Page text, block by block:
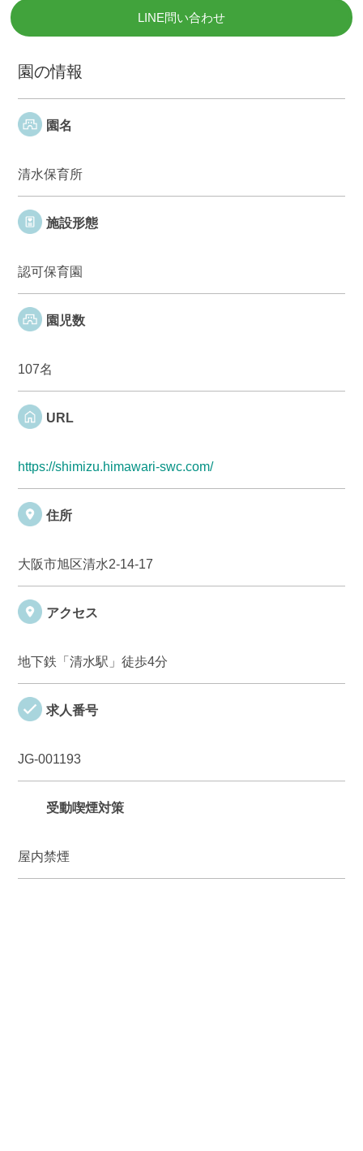
LINE問い合わせ
園の情報
園名
清水保育所
施設形態
認可保育園
園児数
107名
URL
https://shimizu.himawari-swc.com/
住所
大阪市旭区清水2-14-17
アクセス
地下鉄「清水駅」徒歩4分
求人番号
JG-001193
受動喫煙対策
屋内禁煙